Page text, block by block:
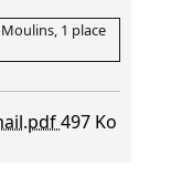
1 place
497 Ko